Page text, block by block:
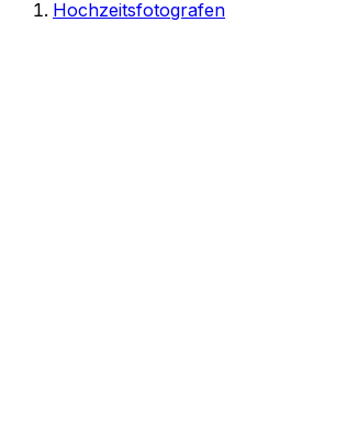
Hochzeitsfotografen